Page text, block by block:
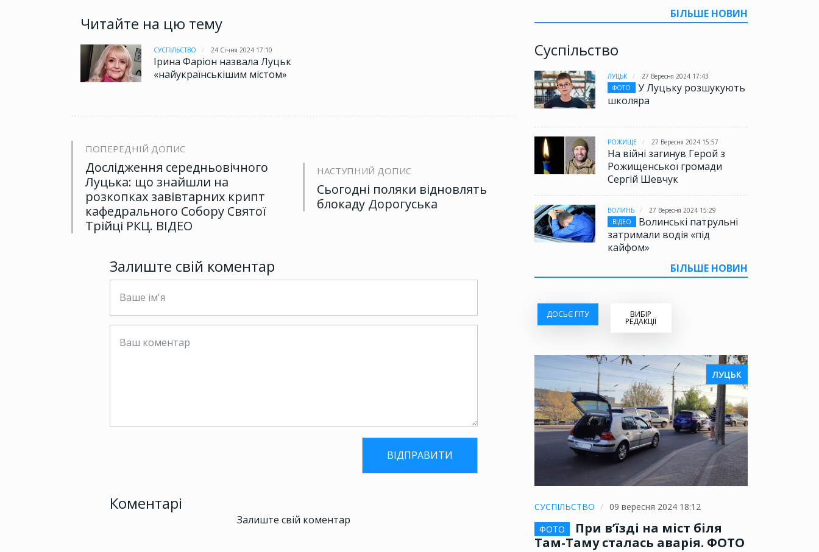
БІЛЬШЕ НОВИН
Суспільство
ЛУЦЬК
27 Вересня 2024 17:43
ФОТО
У Луцьку розшукують
школяра
РОЖИЩЕ 27 Вересня 2024 15:57
На війні загинув Герой з
Рожищенської громади
Сергій Шевчук
ВОЛИНЬ
27 Вересня 2024 15:29
ВІДЕО
Волинські патрульні
затримали водія «під
кайфом»
БІЛЬШЕ НОВИН
ДОСЬЄ ГІТУ ВИБІР
РЕДАКЦІЇ
ЛУЦЬК
СУСПІЛЬСТВО
09 вересня 2024 18:12
ФОТО
При в’їзді на міст біля
Там-Таму сталась аварія. ФОТО
Читайте на цю тему
СУСПІЛЬСТВО 24 Січня 2024 17:10
Ірина Фаріон назвала Луцьк
«найукраїнськішим містом»
ПОПЕРЕДНІЙ ДОПИС
Дослідження середньовічного
Луцька: що знайшли на
розкопках завівтарних крипт
кафедрального Собору Святої
Трійці РКЦ. ВІДЕО
НАСТУПНИЙ ДОПИС
Сьогодні поляки відновлять
блокаду Дорогуська
Залиште свій коментар
Коментарі
Залиште свій коментар